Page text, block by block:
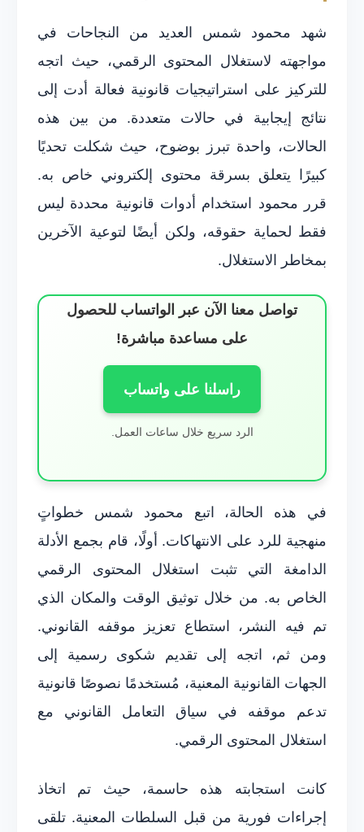
شهد محمود شمس العديد من النجاحات في
مواجهته لاستغلال المحتوى الرقمي، حيث اتجه
للتركيز على استراتيجيات قانونية فعالة أدت إلى
نتائج إيجابية في حالات متعددة. من بين هذه
الحالات، واحدة تبرز بوضوح، حيث شكلت تحديًا
كبيرًا يتعلق بسرقة محتوى إلكتروني خاص به.
قرر محمود استخدام أدوات قانونية محددة ليس
فقط لحماية حقوقه، ولكن أيضًا لتوعية الآخرين
بمخاطر الاستغلال.
تواصل معنا الآن عبر الواتساب للحصول
على مساعدة مباشرة!
راسلنا على واتساب
الرد سريع خلال ساعات العمل.
في هذه الحالة، اتبع محمود شمس خطواتٍ
منهجية للرد على الانتهاكات. أولًا، قام بجمع الأدلة
الدامغة التي تثبت استغلال المحتوى الرقمي
الخاص به. من خلال توثيق الوقت والمكان الذي
تم فيه النشر، استطاع تعزيز موقفه القانوني.
ومن ثم، اتجه إلى تقديم شكوى رسمية إلى
الجهات القانونية المعنية، مُستخدمًا نصوصًا قانونية
تدعم موقفه في سياق التعامل القانوني مع
استغلال المحتوى الرقمي.
كانت استجابته هذه حاسمة، حيث تم اتخاذ
إجراءات فورية من قبل السلطات المعنية. تلقى